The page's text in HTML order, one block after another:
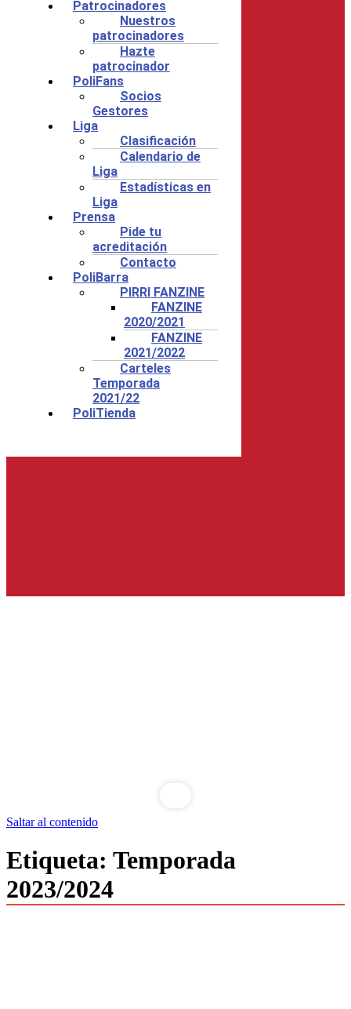
Patrocinadores
Nuestros
patrocinadores
Hazte
patrocinador
PoliFans
Socios
Gestores
Liga
Clasificación
Calendario de
Liga
Estadísticas en
Liga
Prensa
Pide tu
acreditación
Contacto
PoliBarra
PIRRI FANZINE
FANZINE
2020/2021
FANZINE
2021/2022
Carteles
Temporada
2021/22
PoliTienda
Saltar al contenido
Etiqueta: Temporada
2023/2024